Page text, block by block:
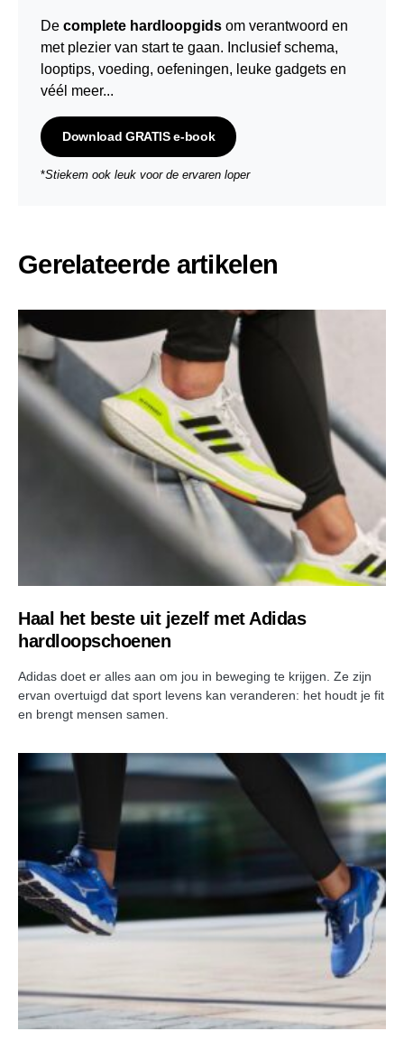
De complete hardloopgids om verantwoord en
met plezier van start te gaan. Inclusief schema,
looptips, voeding, oefeningen, leuke gadgets en
véél meer...
Download GRATIS e-book
*Stiekem ook leuk voor de ervaren loper
Gerelateerde artikelen
Haal het beste uit jezelf met Adidas
hardloopschoenen
Adidas doet er alles aan om jou in beweging te krijgen. Ze zijn
ervan overtuigd dat sport levens kan veranderen: het houdt je fit
en brengt mensen samen.